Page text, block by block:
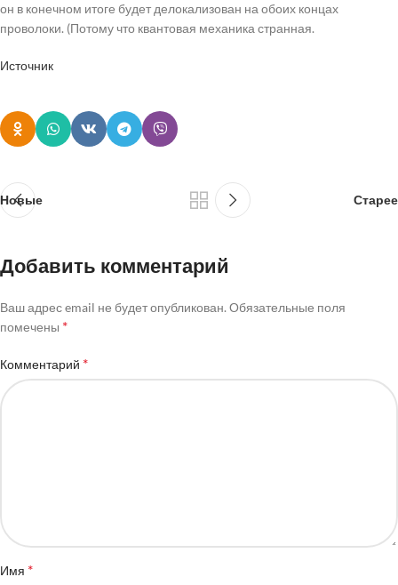
он в конечном итоге будет делокализован на обоих концах
проволоки. (Потому что квантовая механика странная.
Источник
Новые Старее
Добавить комментарий
Ваш адрес email не будет опубликован. Обязательные поля
помечены *
Комментарий *
Имя *